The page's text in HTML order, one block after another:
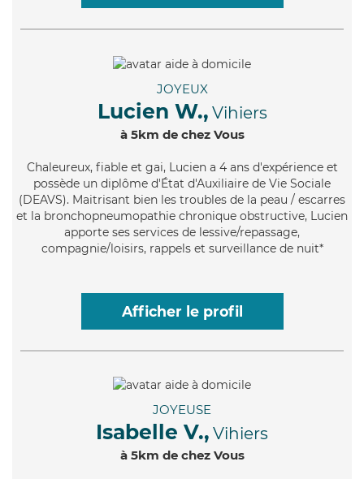
JOYEUX
Lucien W., Vihiers
à 5km de chez Vous
Chaleureux, fiable et gai, Lucien a 4 ans d'expérience et
possède un diplôme d'État d'Auxiliaire de Vie Sociale
(DEAVS). Maitrisant bien les troubles de la peau / escarres
et la bronchopneumopathie chronique obstructive, Lucien
apporte ses services de lessive/repassage,
compagnie/loisirs, rappels et surveillance de nuit*
Afficher le profil
JOYEUSE
Isabelle V., Vihiers
à 5km de chez Vous